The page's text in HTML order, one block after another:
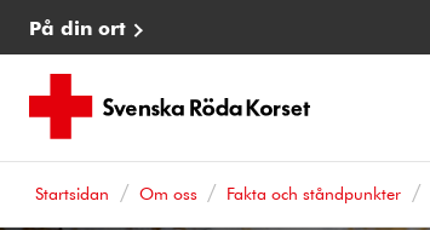
På din ort
Startsidan Om oss Fakta och ståndpunkter